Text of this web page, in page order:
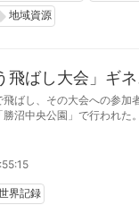
地域資源
飛ばし大会」ギ
ばし、その大会への参
沼中央公園」で行われた。
界記録